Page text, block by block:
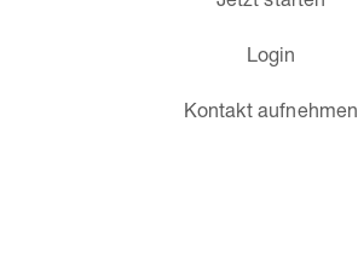
Login
Kontakt aufnehmen